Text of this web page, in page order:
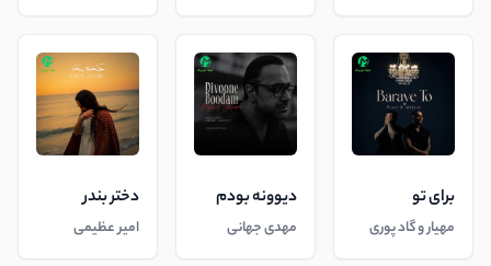
برای تو
مهیار و گاد پوری
دیوونه بودم
مهدی جهانی
دختر بندر
امیر عظیمی